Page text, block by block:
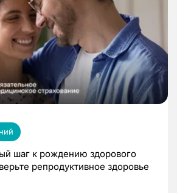
шаг к рождению здорового
репродуктивное здоровье